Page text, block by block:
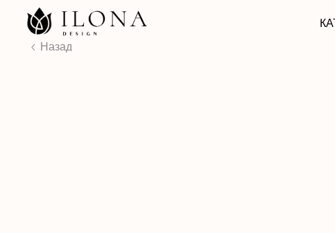
КАТАЛОГ
Назад